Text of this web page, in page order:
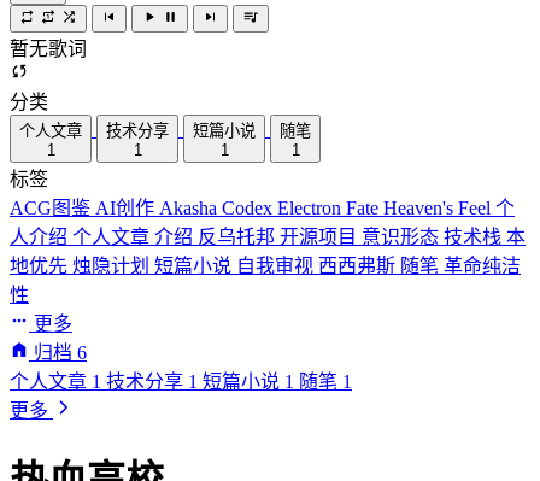
暂无歌词
分类
个人文章
1
技术分享
1
短篇小说
1
随笔
1
标签
ACG图鉴 AI创作 Akasha Codex Electron Fate Heaven's Feel 个
人介绍 个人文章 介绍 反乌托邦 开源项目 意识形态 技术栈 本
地优先 烛隐计划 短篇小说 自我审视 西西弗斯 随笔 革命纯洁
性
更多
归档 6
个人文章 1 技术分享 1 短篇小说 1 随笔 1
更多